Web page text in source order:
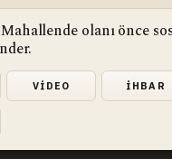
Mahallende olanı önce
VIDEO İHBAR